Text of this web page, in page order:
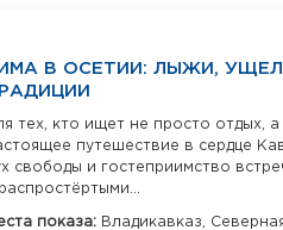
В ОСЕТИИ: ЛЫЖИ,
тех, кто ищет не просто отдых, а
путешествие в сердце
свободы и гостеприимство
показа: Владикавказ,